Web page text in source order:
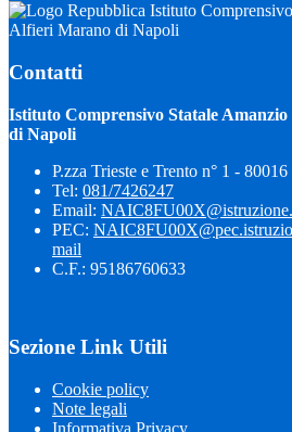
Istituto
Alfieri Marano di Napoli
Contatti
Istituto Comprensivo Statale
di Napoli
P.zza Trieste e Trento n° 1 -
Tel: 081/7426247
Email:
PEC:
mail
C.F.: 95186760633
Sezione Link Utili
Cookie policy
Note legali
Informativa Privacy